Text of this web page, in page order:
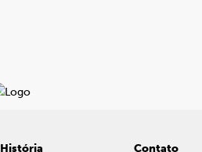
História Contato